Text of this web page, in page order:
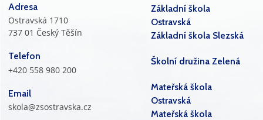
Adresa
Ostravská 1710
737 01 Český Těšín
Telefon
+420 558 980 200
Email
skola@zsostravska.cz
Základní škola
Ostravská
Základní škola Slezská
Školní družina Zelená
Mateřská škola
Ostravská
Mateřská škola